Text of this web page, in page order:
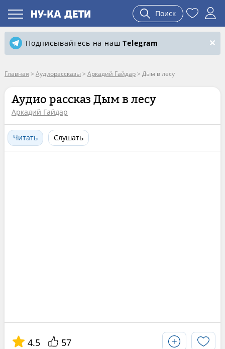
Поиск
Подписывайтесь на нашTelegram
Главная > Аудиорассказы > Аркадий Гайдар> Дым в лесу
Аудио рассказ Дым в лесу
Аркадий Гайдар
Читать Слушать
4.5 57